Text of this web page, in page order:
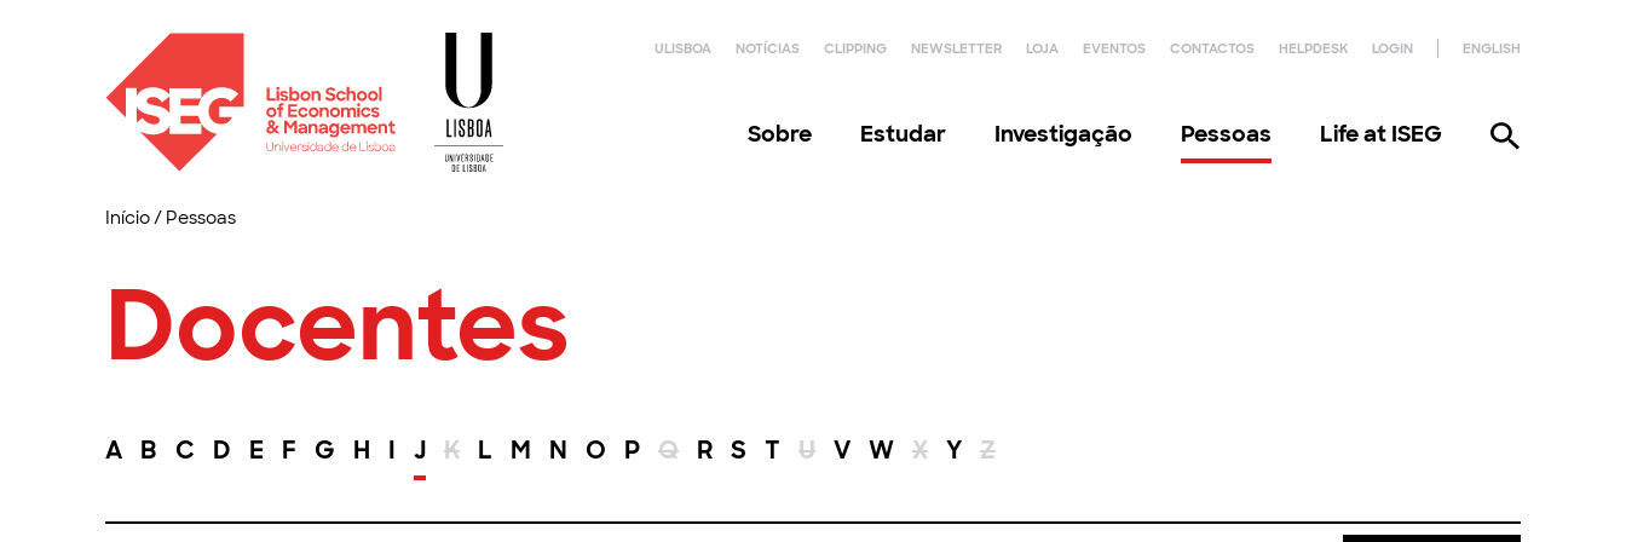
ULISBOA NOTÍCIAS CLIPPING NEWSLETTER LOJA EVENTOS CONTACTOS HELPDESK LOGIN ENGLISH
Sobre Estudar Investigação Pessoas Life at ISEG
Início/ Pessoas
Docentes
A B C D E F G H I J K L M N O P Q R S T U V W X Y Z